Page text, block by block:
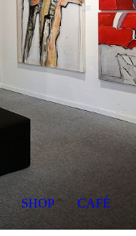
SHOP CAFÉ